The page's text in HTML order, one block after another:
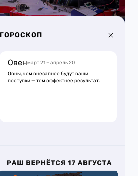
ГОРОСКОП
Овенмарт 21 – апрель 20
Овны, чем внезапнее будут ваши
поступки — тем эффектнее результат.